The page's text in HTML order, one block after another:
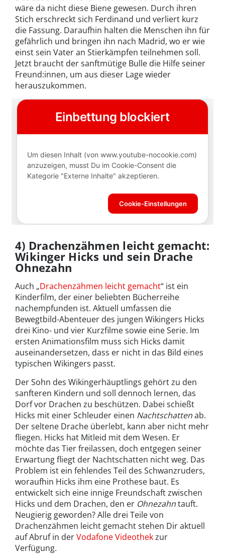
wäre da nicht diese Biene gewesen. Durch ihren
Stich erschreckt sich Ferdinand und verliert kurz
die Fassung. Daraufhin halten die Menschen ihn für
gefährlich und bringen ihn nach Madrid, wo er wie
einst sein Vater an Stierkämpfen teilnehmen soll.
Jetzt braucht der sanftmütige Bulle die Hilfe seiner
Freund:innen, um aus dieser Lage wieder
herauszukommen.
4) Drachenzähmen leicht gemacht:
Wikinger Hicks und sein Drache
Ohnezahn
Auch „Drachenzähmen leicht gemacht“ ist ein
Kinderfilm, der einer beliebten Bücherreihe
nachempfunden ist. Aktuell umfassen die
Bewegtbild-Abenteuer des jungen Wikingers Hicks
drei Kino- und vier Kurzfilme sowie eine Serie. Im
ersten Animationsfilm muss sich Hicks damit
auseinandersetzen, dass er nicht in das Bild eines
typischen Wikingers passt.
Der Sohn des Wikingerhäuptlings gehört zu den
sanfteren Kindern und soll dennoch lernen, das
Dorf vor Drachen zu beschützen. Dabei schießt
Hicks mit einer Schleuder einen Nachtschattenab.
Der seltene Drache überlebt, kann aber nicht mehr
fliegen. Hicks hat Mitleid mit dem Wesen. Er
möchte das Tier freilassen, doch entgegen seiner
Erwartung fliegt der Nachtschatten nicht weg. Das
Problem ist ein fehlendes Teil des Schwanzruders,
woraufhin Hicks ihm eine Prothese baut. Es
entwickelt sich eine innige Freundschaft zwischen
Hicks und dem Drachen, den er Ohnezahntauft.
Neugierig geworden? Alle drei Teile von
Drachenzähmen leicht gemacht stehen Dir aktuell
auf Abruf in derVodafone Videothekzur
Verfügung.